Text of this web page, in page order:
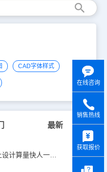
CAD字体样式
最新
告别手算，CAD动态面积让设计算量快人一步！
在线咨询
销售热线
获取报价